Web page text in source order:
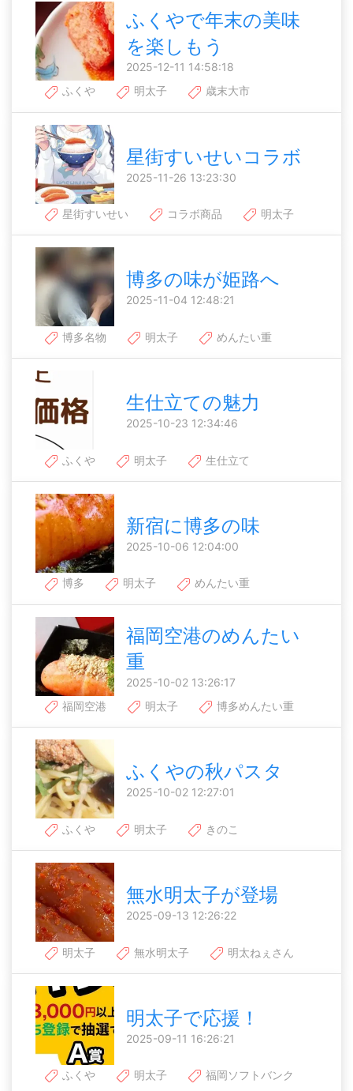
ふくやで年末の美味
を楽しもう
2025-12-11 14:58:18
ふくや
明太子 歳末大市
星街すいせいコラボ
2025-11-26 13:23:30
星街すいせい コラボ商品 明太子
博多の味が姫路へ
2025-11-04 12:48:21
博多名物 明太子 めんたい重
生仕立ての魅力
2025-10-23 12:34:46
ふくや 明太子 生仕立て
新宿に博多の味
2025-10-06 12:04:00
博多 明太子 めんたい重
福岡空港のめんたい
重
2025-10-02 13:26:17
福岡空港
明太子 博多めんたい重
ふくやの秋パスタ
2025-10-02 12:27:01
ふくや 明太子 きのこ
無水明太子が登場
2025-09-13 12:26:22
明太子 無水明太子 明太ねぇさん
明太子で応援！
2025-09-11 16:26:21
ふくや 明太子 福岡ソフトバンク